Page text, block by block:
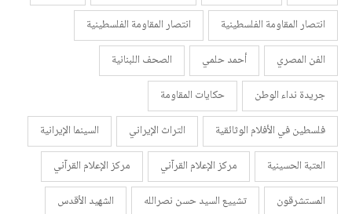
انتصار المقاومة الفلسطينية
انتصار المقاومة الفلسطينية
الفن المصري
أحمد حلمي
الصحف اللبنانية
جريدة نداء الوطن
حكايات المقاومة
فلسطين في الأفلام الوثائقية
التراث الإيراني
السينما الإيرانية
العتبة الحسينية
مركز الإعلام القرآني
مركز الإعلام القرآني
المستشرقون
تشييع السيد حسن نصرالله
الشهيد الأقدس